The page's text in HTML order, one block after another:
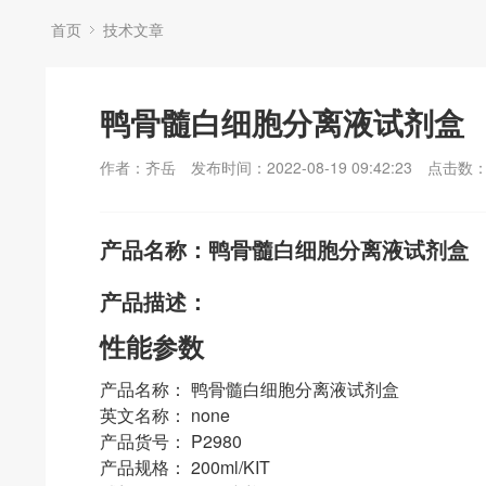
首页 技术文章
鸭骨髓白细胞分离液试剂盒
作者：齐岳 发布时间：2022-08-19 09:42:23 点击数
产品名称：鸭骨髓白细胞分离液试剂盒
产品描述：
性能参数
产品名称： 鸭骨髓白细胞分离液试剂盒
英文名称： none
产品货号： P2980
产品规格： 200ml/KIT